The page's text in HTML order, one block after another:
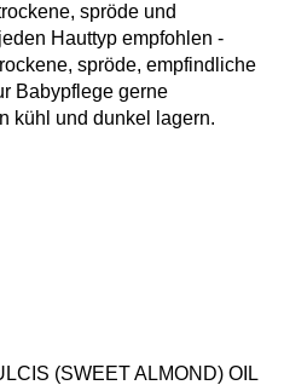
spröde und
Hauttyp empfohlen -
spröde, empfindliche
Babypflege gerne
kühl und dunkel lagern.
(SWEET ALMOND) OIL